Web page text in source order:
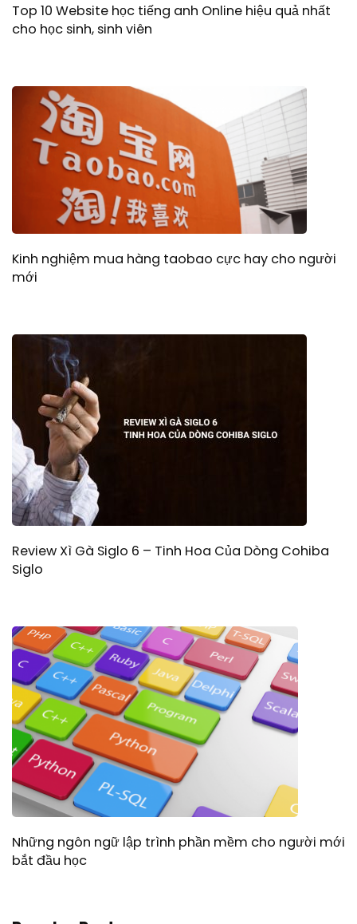
Top 10 Website học tiếng anh Online hiệu quả nhất
cho học sinh, sinh viên
Kinh nghiệm mua hàng taobao cực hay cho người
mới
Review Xì Gà Siglo 6 – Tinh Hoa Của Dòng Cohiba
Siglo
Những ngôn ngữ lập trình phần mềm cho người mới
bắt đầu học